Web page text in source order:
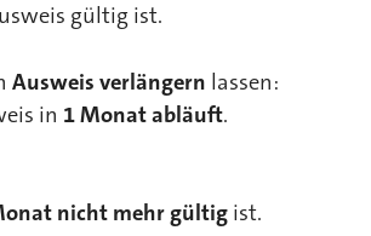
gültig ist.
Ausweis verlängern lassen:
in 1 Monat abläuft.
nicht mehr gültig ist.